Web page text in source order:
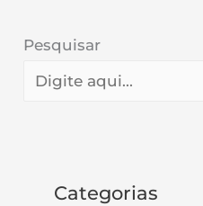
Pesquisar
Categorias